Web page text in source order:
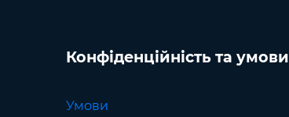
Конфіденційність та умови
Умови